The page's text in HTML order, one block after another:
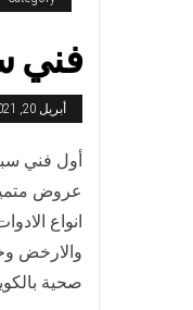
فني سباك
أبريل 20, 2021
أول فني
انواع
صحية